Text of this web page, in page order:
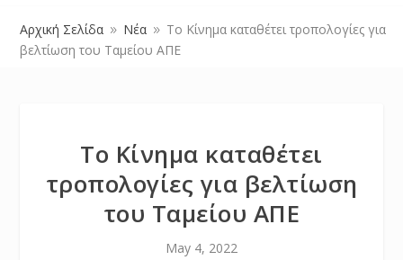
Αρχική Σελίδα 9 Νέα 9 Το Κίνημα καταθέτει τροπολογίες για
βελτίωση του Ταμείου ΑΠΕ
Το Κίνημα καταθέτει
τροπολογίες για βελτίωση
του Ταμείου ΑΠΕ
May 4, 2022